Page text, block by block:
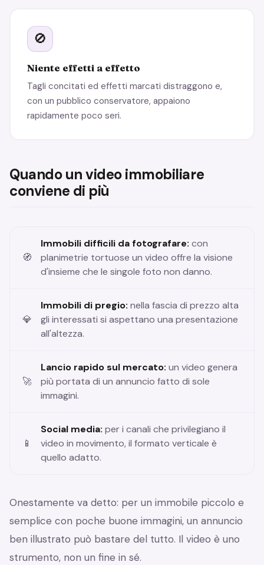
🚫
Niente effetti a effetto
Tagli concitati ed effetti marcati distraggono e,
con un pubblico conservatore, appaiono
rapidamente poco seri.
Quando un video immobiliare
conviene di più
Immobili difficili da fotografare: con
planimetrie tortuose un video offre la visione
d'insieme che le singole foto non danno.
Immobili di pregio: nella fascia di prezzo alta
gli interessati si aspettano una presentazione
all'altezza.
Lancio rapido sul mercato: un video genera
più portata di un annuncio fatto di sole
immagini.
Social media: per i canali che privilegiano il
video in movimento, il formato verticale è
quello adatto.
Onestamente va detto: per un immobile piccolo e
semplice con poche buone immagini, un annuncio
ben illustrato può bastare del tutto. Il video è uno
strumento, non un fine in sé.